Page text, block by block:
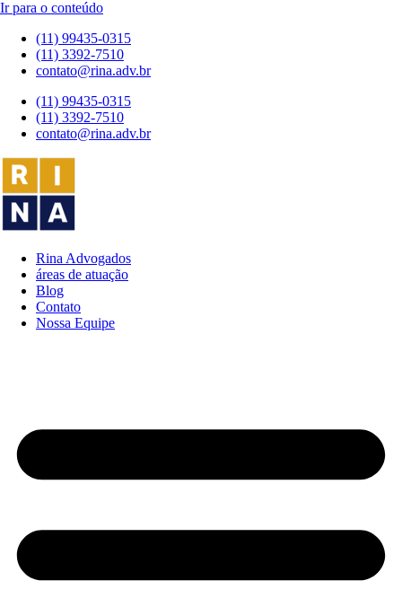
Ir para o conteúdo
(11) 99435-0315
(11) 3392-7510
contato@rina.adv.br
(11) 99435-0315
(11) 3392-7510
contato@rina.adv.br
Rina Advogados
áreas de atuação
Blog
Contato
Nossa Equipe